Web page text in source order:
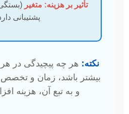
تأثیر بر هزینه: متغیر(بستگی
پشتیبانی
نکته:هر چه پیچیدگی در هر
بیشتر باشد، زمان و تخصص
و به تبع آن، هزینه